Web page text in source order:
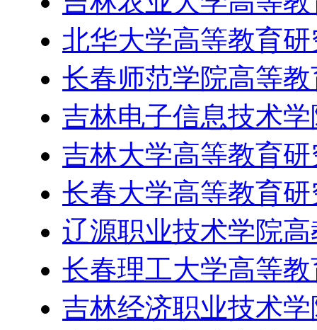
北华大学高等教育
长春师范学院高等
吉林电子信息技术
吉林大学高等教育
长春大学高等教育
辽源职业技术学院
长春理工大学高等
吉林经济职业技术